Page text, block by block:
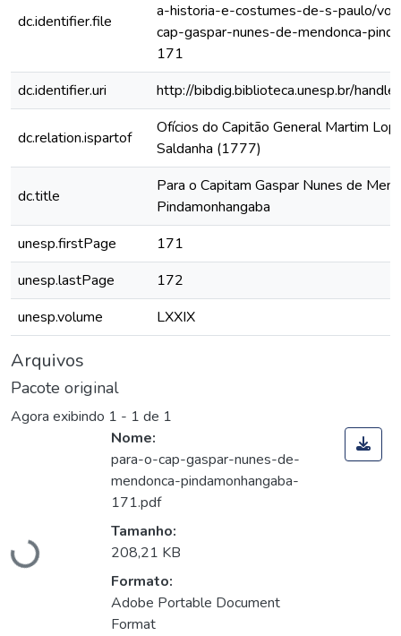
dc.identifier.file
a-historia-e-costumes-de-s-paulo/
cap-gaspar-nunes-de-mendonca-
171
dc.identifier.uri
http://bibdig.biblioteca.unesp.br/
dc.relation.ispartof
Ofícios do Capitão General Martim
Saldanha (1777)
dc.title
Para o Capitam Gaspar Nunes de
Pindamonhangaba
unesp.firstPage
171
unesp.lastPage
172
unesp.volume
LXXIX
Arquivos
Pacote original
Agora exibindo 1 - 1 de 1
Carregando...
Nome:
para-o-cap-gaspar-nunes-de-
mendonca-pindamonhangaba-
171.pdf
Tamanho:
208,21 KB
Formato:
Adobe Portable Document
Format